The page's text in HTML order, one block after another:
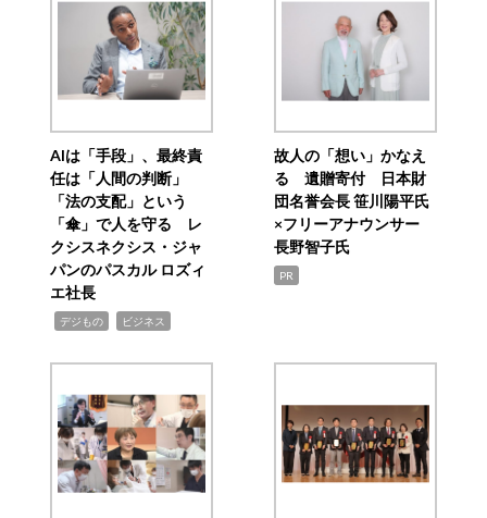
AIは「手段」、最終責
任は「人間の判断」
「法の支配」という
「傘」で人を守る レ
クシスネクシス・ジャ
パンのパスカル ロズィ
エ社長
デジもの ビジネス
故人の「想い」かなえ
る 遺贈寄付 日本財
団名誉会長 笹川陽平氏
×フリーアナウンサー
長野智子氏
PR